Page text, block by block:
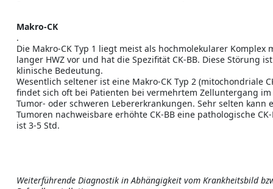
Makro-CK
.
Die Makro-CK Typ 1 liegt meist als hochmolekularer
langer HWZ vor und hat die Spezifität CK-BB. Diese Störung
klinische Bedeutung.
Wesentlich seltener ist eine Makro-CK Typ 2 (mitochondriale
findet sich oft bei Patienten bei vermehrtem Zelluntergang
Tumor- oder schweren Lebererkrankungen. Sehr selten
Tumoren nachweisbare erhöhte CK-BB eine pathologische
ist 3-5 Std.
Weiterführende Diagnostik in Abhängigkeit vom Krankheitsbild